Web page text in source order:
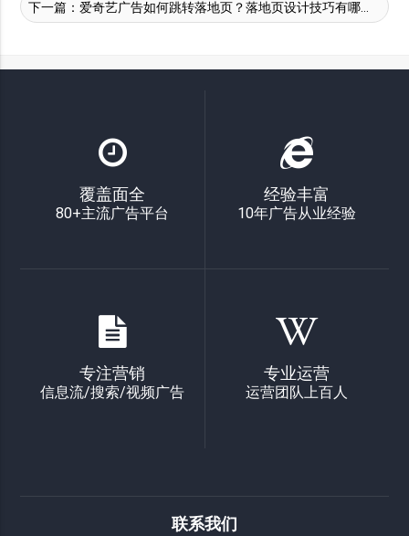
下一篇：爱奇艺广告如何跳转落地页？落地页设计技巧有哪些？
覆盖面全
80+主流广告平台
经验丰富
10年广告从业经验
专注营销
信息流/搜索/视频广告
专业运营
运营团队上百人
联系我们